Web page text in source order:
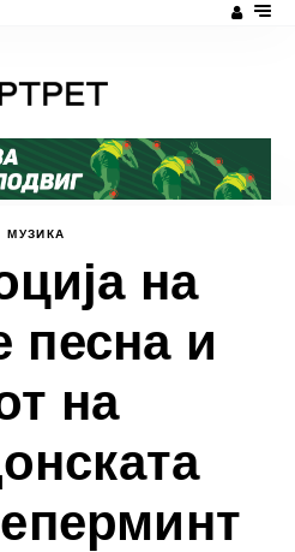
МУЗИКА
на
песна и
на